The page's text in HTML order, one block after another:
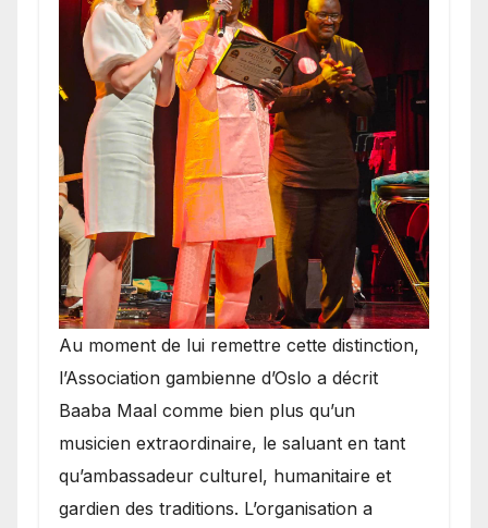
​Au moment de lui remettre cette distinction,
l’Association gambienne d’Oslo a décrit
Baaba Maal comme bien plus qu’un
musicien extraordinaire, le saluant en tant
qu’ambassadeur culturel, humanitaire et
gardien des traditions. L’organisation a